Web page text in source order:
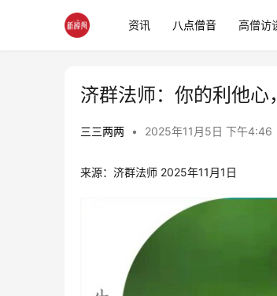
资讯 八点僧音 高僧访
济群法师：你的利他心
三三两两 • 2025年11月5日 下午4:46
来源：济群法师 2025年11月1日